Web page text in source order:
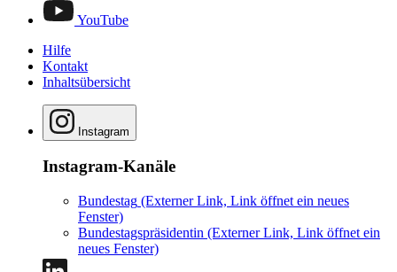
YouTube
Hilfe
Kontakt
Inhaltsübersicht
Instagram
Instagram-Kanäle
Bundestag (Externer Link, Link öffnet ein neues
Fenster)
Bundestagspräsidentin (Externer Link, Link öffnet ein
neues Fenster)